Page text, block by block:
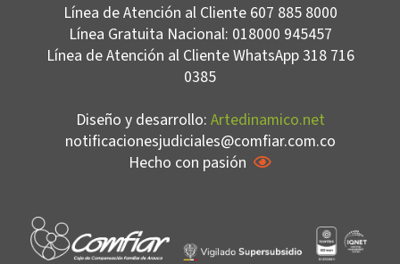
Línea de Atención al Cliente 607 885 8000
Línea Gratuita Nacional: 018000 945457
Línea de Atención al Cliente WhatsApp 318 716
0385
Diseño y desarrollo: Artedinamico.net
notificacionesjudiciales@comfiar.com.co
Hecho con pasión